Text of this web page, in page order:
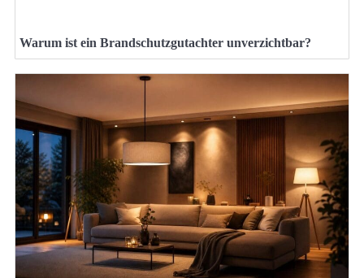
Warum ist ein Brandschutzgutachter unverzichtbar?